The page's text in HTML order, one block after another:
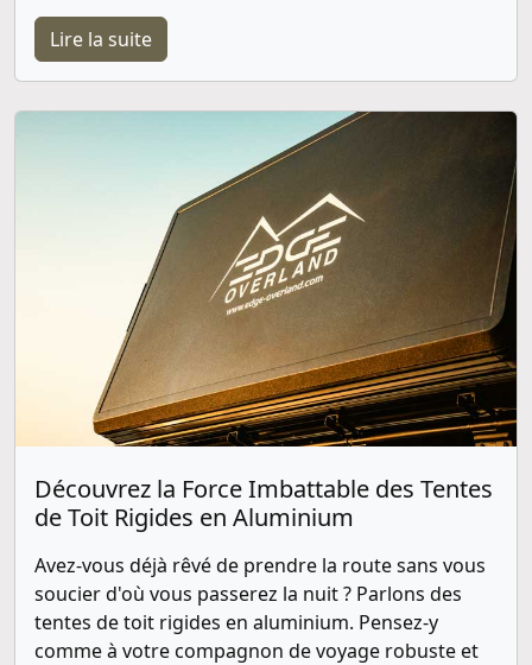
Lire la suite
Découvrez la Force Imbattable des Tentes
de Toit Rigides en Aluminium
Avez-vous déjà rêvé de prendre la route sans vous
soucier d'où vous passerez la nuit ? Parlons des
tentes de toit rigides en aluminium. Pensez-y
comme à votre compagnon de voyage robuste et